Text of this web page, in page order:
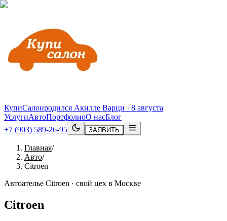
КупиСалонродился Акилле Варци · 8 августа
УслугиАвтоПортфолиоО насБлог
+7 (903) 589-26-95
ЗАЯВИТЬ
Главная/
Авто/
Citroen
Автоателье Citroen · свой цех в Москве
Citroen